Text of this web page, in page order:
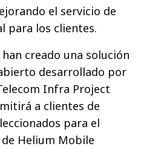
el servicio de
para los clientes.
creado una solución
desarrollado por
Infra Project
a clientes de
para el
Helium Mobile